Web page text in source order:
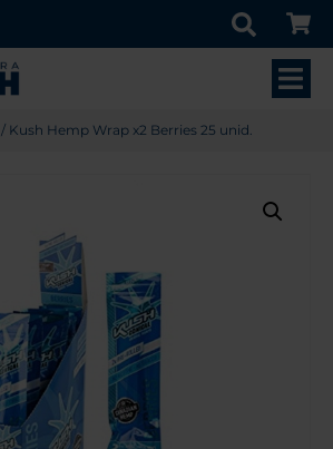
/ Kush Hemp Wrap x2 Berries 25 unid.